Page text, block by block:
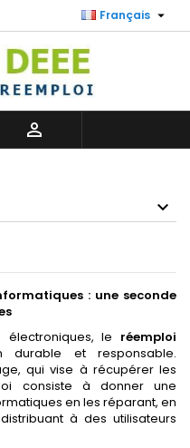
Français 

: une seconde
le réemploi
durable et responsable.
qui vise à récupérer les
consiste à donner une
en les réparant, en
à des utilisateurs